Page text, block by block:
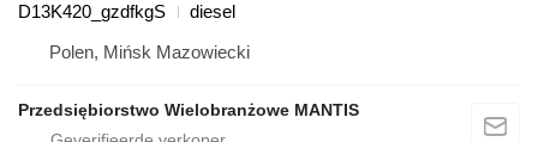
D13K420_gzdfkgS
diesel
Polen, Mińsk Mazowiecki
Przedsiębiorstwo Wielobranżowe MANTIS